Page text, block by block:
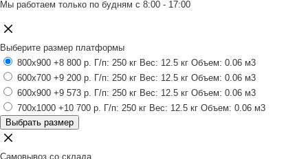
Мы работаем только по будням с 8:00 - 17:00
Выберите размер платформы
800x900 +8 800 р. Г/п: 250 кг Вес: 12.5 кг Объем: 0.06 м3
600x700 +9 200 р. Г/п: 250 кг Вес: 12.5 кг Объем: 0.06 м3
600x900 +9 573 р. Г/п: 250 кг Вес: 12.5 кг Объем: 0.06 м3
700x1000 +10 700 р. Г/п: 250 кг Вес: 12.5 кг Объем: 0.06 м3
Выбрать размер
Самовывоз со склада